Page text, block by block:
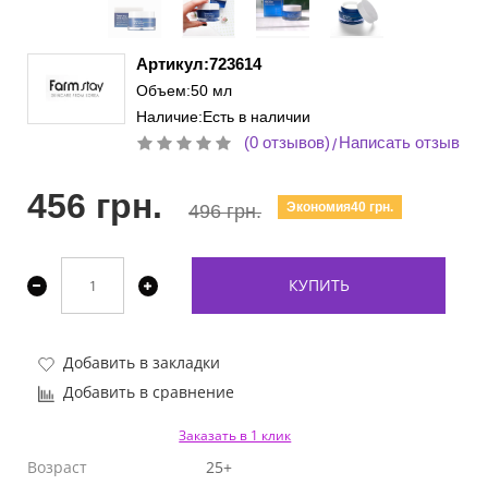
Артикул:723614
Объем:50 мл
Наличие:Есть в наличии
(0 отзывов)/Написать отзыв
456 грн. 496 грн. Экономия40 грн.
КУПИТЬ
Добавить в закладки
Добавить в сравнение
Заказать в 1 клик
Возраст
25+